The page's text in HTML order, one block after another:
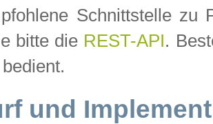
Schnittstelle zu
bitte die REST-API.
und